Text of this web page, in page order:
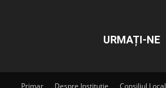
URMAȚI-NE
Primar Despre Instituție Consiliul Local